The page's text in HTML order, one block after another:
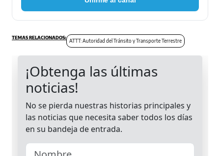
ATTT: Autoridad del Tránsito y Transporte Terrestre